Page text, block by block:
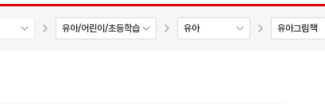
유아/어린이/초등학습 유아 유아그림책